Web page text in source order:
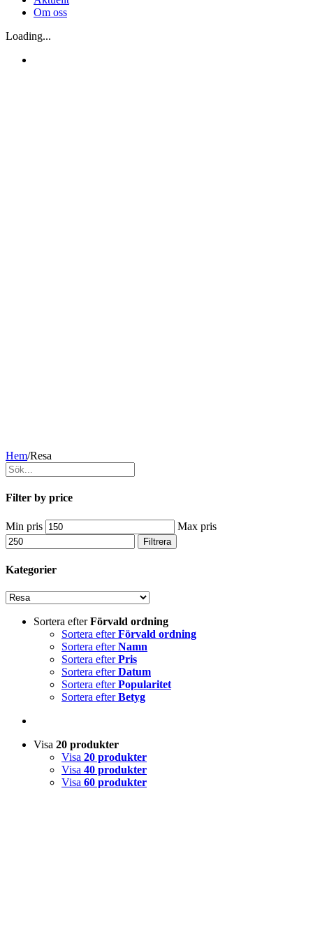
Om oss
Loading...
Hem/Resa
Filter by price
Min pris Max pris
Filtrera
Kategorier
Sortera efterFörvald ordning
Sortera efterFörvald ordning
Sortera efterNamn
Sortera efterPris
Sortera efterDatum
Sortera efterPopularitet
Sortera efterBetyg
Visa 20 produkter
Visa 20 produkter
Visa 40 produkter
Visa 60 produkter